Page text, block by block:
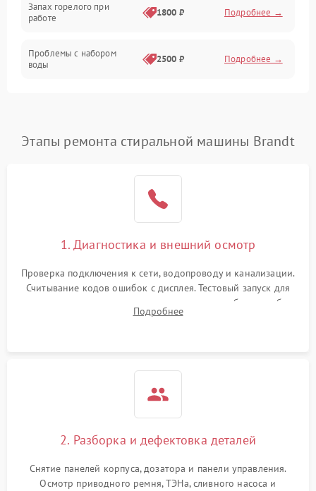
Запах горелого при
работе
1800 ₽ Подробнее →
Проблемы с набором
воды
2500 ₽ Подробнее →
Подробнее →
Этапы ремонта стиральной машины Brandt
1. Диагностика и внешний осмотр
Проверка подключения к сети, водопроводу и канализации.
Считывание кодов ошибок с дисплея. Тестовый запуск для
выявления посторонних шумов, протечек или сбоев в работе
электронного модуля управления.
Подробнее
2. Разборка и дефектовка деталей
Снятие панелей корпуса, дозатора и панели управления.
Осмотр приводного ремня, ТЭНа, сливного насоса и